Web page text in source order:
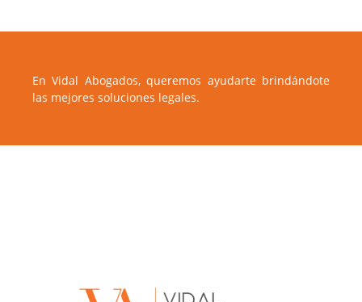
En Vidal Abogados, queremos ayudarte brindándote
las mejores soluciones legales.